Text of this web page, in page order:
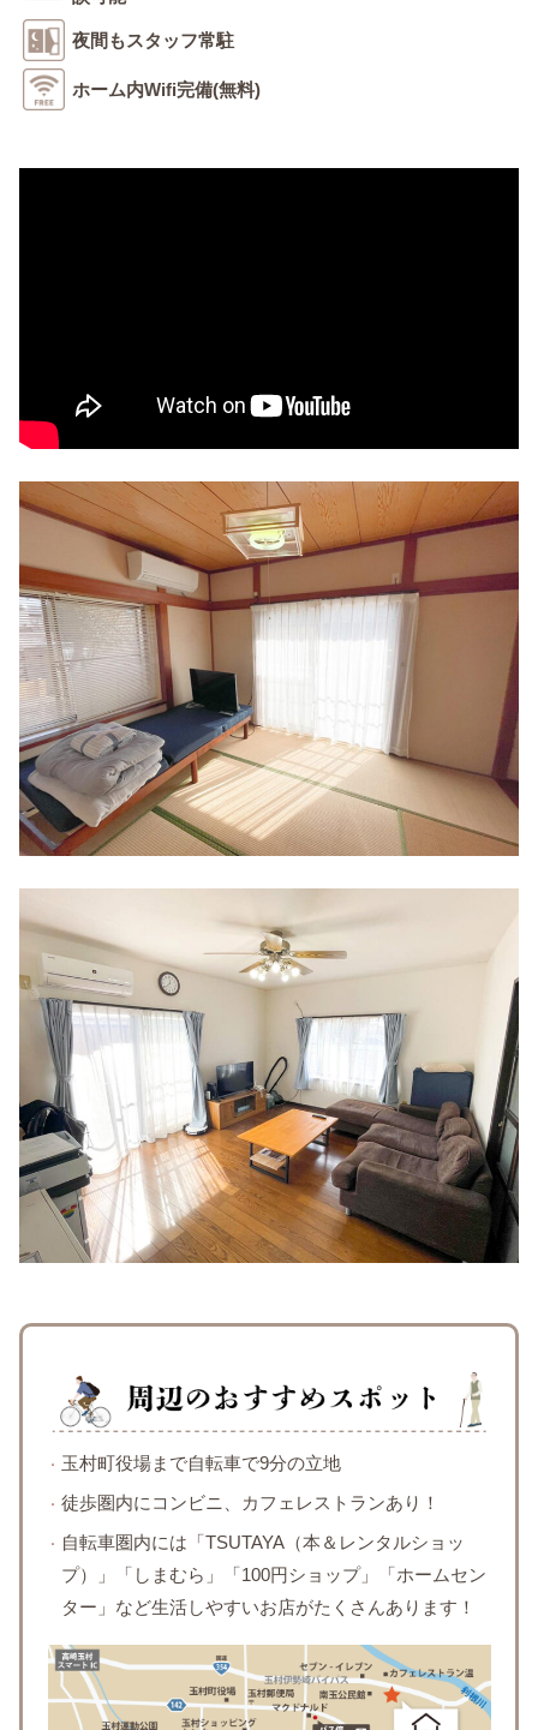
夜間もスタッフ常駐
ホーム内Wifi完備(無料)
玉村町役場まで自転車で9分の立地
徒歩圏内にコンビニ、カフェレストランあり！
自転車圏内には「TSUTAYA（本＆レンタルショッ
プ）」「しまむら」「100円ショップ」「ホームセン
ター」など生活しやすいお店がたくさんあります！